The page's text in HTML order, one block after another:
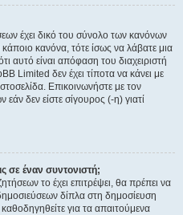
έχει δικό του σύνολο των κανόνων
κανόνα, τότε ίσως να λάβατε μια
αυτό είναι απόφαση του διαχειριστή
Limited δεν έχει τίποτα να κάνει με
Επικοινωνήστε με τον
δεν είστε σίγουρος (-η) γιατί
σε έναν συντονιστή;
το έχει επιτρέψει, θα πρέπει να
δίπλα στη δημοσίευση
για τα απαιτούμενα